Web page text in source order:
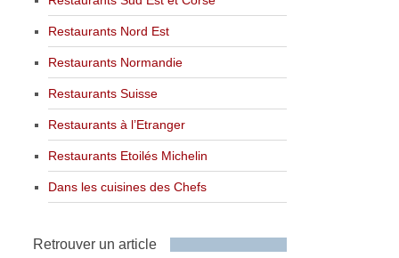
Restaurants Nord Est
Restaurants Normandie
Restaurants Suisse
Restaurants à l’Etranger
Restaurants Etoilés Michelin
Dans les cuisines des Chefs
Retrouver un article